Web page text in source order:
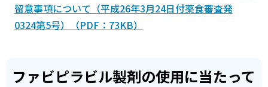
留意事項について（平成26年3月24日付薬食審査発
0324第5号）（PDF：73KB）
ファビピラビル製剤の使用に当たって